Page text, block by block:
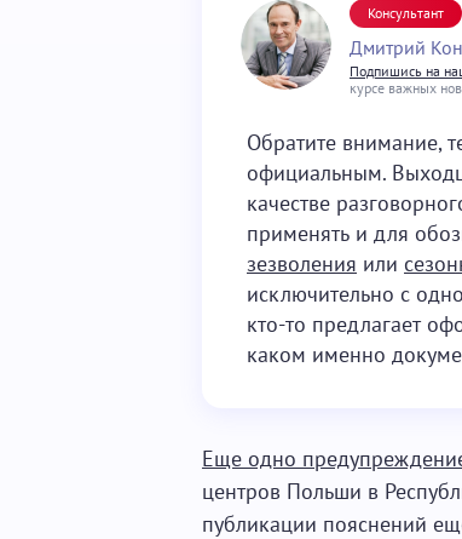
Консультант
Дмитрий
Подпишись на
курсе важных
Обратите внимание,
официальным.
качестве
применять и для
зезволения или
исключительно с
кто-то предлагает
каком именно
Еще одно
центров Польши в
публикации пояснений